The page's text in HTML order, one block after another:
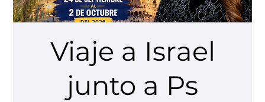
Viaje a Israel
junto a Ps